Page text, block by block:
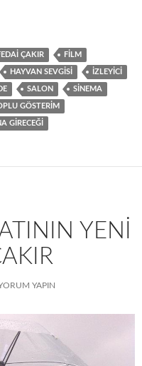
ÇAKIR FİLM
HAYVAN SEVGISI IZLEYICI
SALON SINEMA
GÖSTERIM
GIRECEĞI
YENI
YAPIN